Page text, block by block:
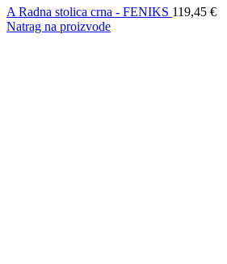
A Radna stolica crna - FENIKS 119,45 €
Natrag na proizvode